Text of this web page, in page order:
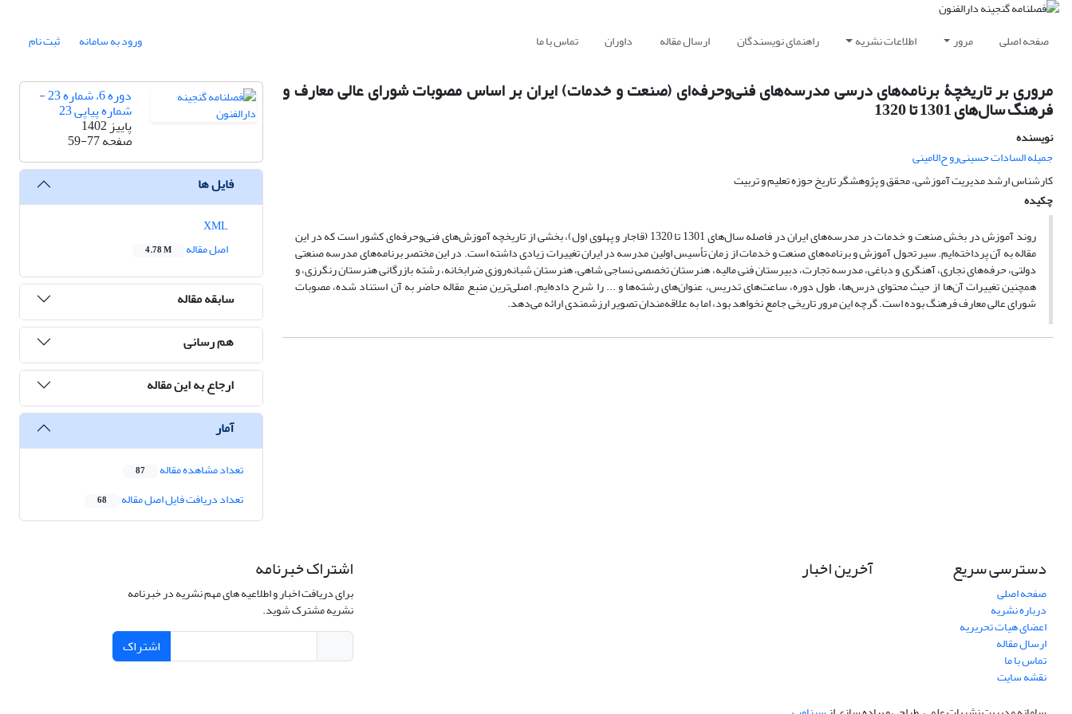
صفحه اصلی مرور اطلاعات نشریه راهنمای نویسندگان ارسال مقاله داوران تماس با ما ورود به سامانه ثبت نام
مروری بر تاریخچۀ برنامه‌های درسی مدرسه‌های فنی‌وحرفه‌ای (صنعت و خدمات) ایران بر اساس مصوبات شورای عالی معارف و
فرهنگ سال‌های 1301 تا 1320
نویسنده
جمیله السادات حسینی‌رو ح‌الامینی
کارشناس ارشد مدیریت آموزشی، محقق و پژوهشگر تاریخ حوزه تعلیم و تربیت
چکیده
روند آموزش در بخش صنعت و خدمات در مدرسه‌های ایران در فاصله سال‌های 1301 تا 1320 (قاجار و پهلوی اول)، بخشی از تاریخچه آموزش‌های فنی‌وحرفه‌ای کشور است که در این
مقاله به آن پرداخته‌ایم. سیر تحول آموزش و برنامه‌های صنعت و خدمات از زمان تأسیس اولین مدرسه در ایران تغییرات زیادی داشته است. در این مختصر برنامه‌های مدرسه صنعتی
دولتی، حرفه‌های نجاری، آهنگری و دباغی، مدرسه تجارت، دبیرستان فنی مالیه، هنرستان تخصصی نساجی شاهی، هنرستان شبانه‌روزی ضرابخانه، رشته بازرگانی هنرستان رنگرزی، و
همچنین تغییرات آن‌ها از حیث محتوای درس‌ها، طول دوره، ساعت‌های تدریس، عنوان‌های رشته‌ها و ... را شرح داده‌ایم. اصلی‌ترین منبع مقاله حاضر به آن استناد شده، مصوبات
شورای عالی معارف فرهنگ بوده است. گرچه این مرور تاریخی جامع نخواهد بود، اما به علاقه‌مندان تصویر ارزشمندی ارائه می‌دهد.
دوره 6، شماره 23 -
شماره پیاپی 23
پاییز 1402
صفحه59-77
فایل ها
اصل مقاله
4.78 M
سابقه مقاله
هم رسانی
ارجاع به این مقاله
آمار
تعداد مشاهده مقاله 87
تعداد دریافت فایل اصل مقاله 68
دسترسی سریع
صفحه اصلی
درباره نشریه
اعضای هیات تحریریه
ارسال مقاله
تماس با ما
نقشه سایت
آخرین اخبار اشتراک خبرنامه
برای دریافت اخبار و اطلاعیه های مهم نشریه در خبرنامه
نشریه مشترک شوید.
اشتراک